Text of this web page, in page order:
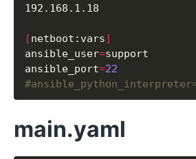
[netboot:vars]
ansible_user=
ansible_port=22
main.yaml